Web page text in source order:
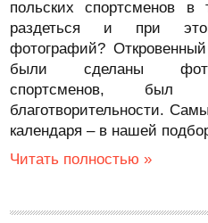
польских спортсменов
раздеться и при
фотографий?
были сделаны
спортсменов,
благотворительности.
календаря – в нашей
Читать полностью »